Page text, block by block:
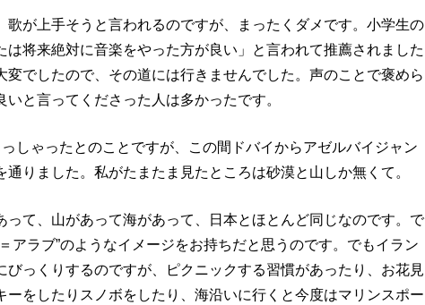
歌が上手そうと言われるのですが、まったくダメです。小学生の
は将来絶対に音楽をやった方が良い」と言われて推薦されました
変でしたので、その道には行きませんでした。声のことで褒めら
と言ってくださった人は多かったです。
しゃったとのことですが、この間ドバイからアゼルバイジャン
りました。私がたまたま見たところは砂漠と山しか無くて。
って、山があって海があって、日本とほとんど同じなのです。で
アラブ”のようなイメージをお持ちだと思うのです。でもイラン
びっくりするのですが、ピクニックする習慣があったり、お花見
ーをしたりスノボをしたり、海沿いに行くと今度はマリンスポー